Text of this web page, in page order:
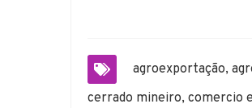
agroexportação,
cerrado mineiro, comercio